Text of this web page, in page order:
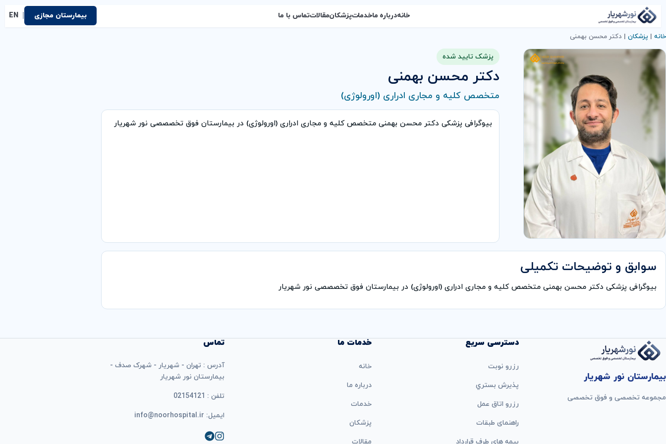
خانهدرباره ماخدماتپزشکانمقالاتتماس با ما بیمارستان مجازی EN
خانه | پزشکان | دکتر محسن بهمنی
پزشک تایید شده
دکتر محسن بهمنی
متخصص کلیه و مجاری ادراری (اورولوژی)
بیوگرافی پزشکی دکتر محسن بهمنی متخصص کلیه و مجاری ادراری (اورولوژی) در بیمارستان فوق تخصصصی نور شهریار
سوابق و توضیحات تکمیلی
بیوگرافی پزشکی دکتر محسن بهمنی متخصص کلیه و مجاری ادراری (اورولوژی) در بیمارستان فوق تخصصصی نور شهریار
بیمارستان نور شهریار
مجموعه تخصصی و فوق تخصصی
دسترسی سریع
رزرو نوبت
پذيرش بستري
رزرو اتاق عمل
راهنمای طبقات
بيمه های طرف قرارداد
خدمات ما
خانه
درباره ما
خدمات
پزشکان
مقالات
تماس
آدرس : تهران - شهریار - شهرک صدف -
بیمارستان نور شهریار
تلفن : 02154121
ایمیل: info@noorhospital.ir